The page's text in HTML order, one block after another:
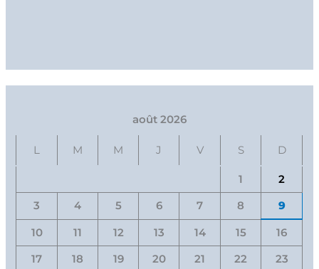
août 2026
L M M J V S D
1 2
3 4 5 6 7 8 9
10 11 12 13 14 15 16
17 18 19 20 21 22 23